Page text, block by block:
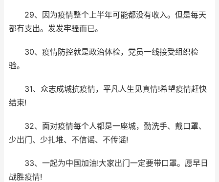
29、因为疫情整个上半年可能都没有收入。但是每天
都有支出。发发牢骚而已。
30、疫情防控就是政治体检，党员一线接受组织检
验。
31、众志成城抗疫情，平凡人生见真情!希望疫情赶快
结束!
32、面对疫情每个人都是一座城，勤洗手、戴口罩、
少出门、少扎堆、不信谣、不传谣!
33、一起为中国加油!大家出门一定要带口罩。愿早日
战胜疫情!